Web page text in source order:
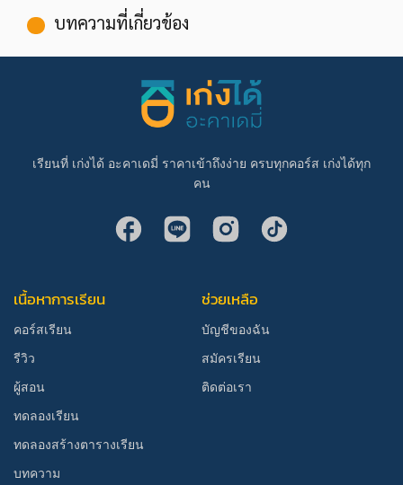
บทความที่เกี่ยวข้อง
เรียนที่ เก่งได้ อะคาเดมี่ ราคาเข้าถึงง่าย ครบทุกคอร์ส เก่งได้ทุก
คน
เนื้อหาการเรียน
คอร์สเรียน
รีวิว
ผู้สอน
ทดลองเรียน
ทดลองสร้างตารางเรียน
บทความ
ช่วยเหลือ
บัญชีของฉัน
สมัครเรียน
ติดต่อเรา